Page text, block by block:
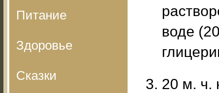
Питание
Здоровье
Сказки
воде
20 м. ч.